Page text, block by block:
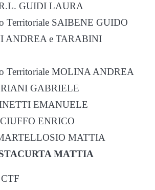
GUIDI LAURA
Territoriale SAIBENE GUIDO
ANDREA e TARABINI
Territoriale MOLINA ANDREA
GABRIELE
EMANUELE
ENRICO
MATTIA
MATTIA